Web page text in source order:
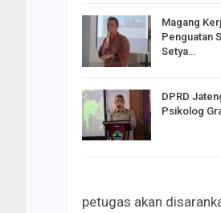
Magang
Penguatan
Setya…
DPRD
Psikolog
petugas akan